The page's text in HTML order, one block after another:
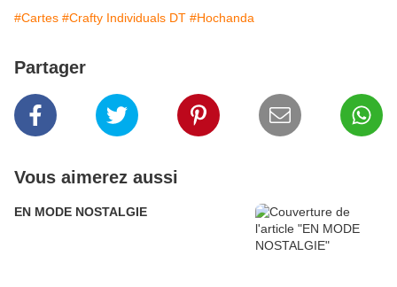
#Cartes #Crafty Individuals DT #Hochanda
Partager
Vous aimerez aussi
EN MODE NOSTALGIE